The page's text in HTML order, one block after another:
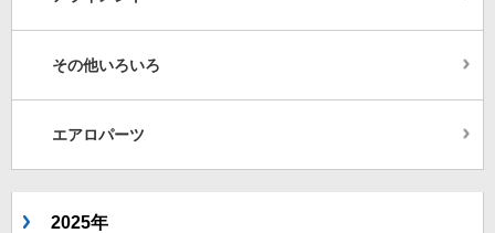
その他いろいろ
エアロパーツ
2025年